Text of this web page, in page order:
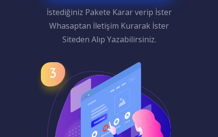
İstediğiniz Pakete Karar verip İster
Whasaptan İletişim Kurarak İster
Siteden Alıp Yazabilirsiniz.